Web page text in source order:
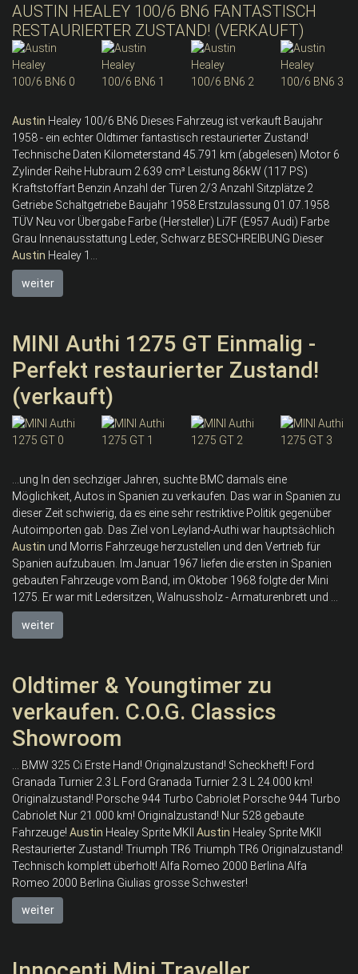
AUSTIN HEALEY 100/6 BN6 FANTASTISCH
RESTAURIERTER ZUSTAND! (VERKAUFT)
Austin Healey 100/6 BN6 Dieses Fahrzeug ist verkauft Baujahr
1958 - ein echter Oldtimer fantastisch restaurierter Zustand!
Technische Daten Kilometerstand 45.791 km (abgelesen) Motor 6
Zylinder Reihe Hubraum 2.639 cm³ Leistung 86kW (117 PS)
Kraftstoffart Benzin Anzahl der Türen 2/3 Anzahl Sitzplätze 2
Getriebe Schaltgetriebe Baujahr 1958 Erstzulassung 01.07.1958
TÜV Neu vor Übergabe Farbe (Hersteller) Li7F (E957 Audi) Farbe
Grau Innenausstattung Leder, Schwarz BESCHREIBUNG Dieser
Austin Healey 1...
weiter
MINI Authi 1275 GT Einmalig -
Perfekt restaurierter Zustand!
(verkauft)
...ung In den sechziger Jahren, suchte BMC damals eine
Möglichkeit, Autos in Spanien zu verkaufen. Das war in Spanien zu
dieser Zeit schwierig, da es eine sehr restriktive Politik gegenüber
Autoimporten gab. Das Ziel von Leyland-Authi war hauptsächlich
Austin und Morris Fahrzeuge herzustellen und den Vertrieb für
Spanien aufzubauen. Im Januar 1967 liefen die ersten in Spanien
gebauten Fahrzeuge vom Band, im Oktober 1968 folgte der Mini
1275. Er war mit Ledersitzen, Walnussholz - Armaturenbrett und ...
weiter
Oldtimer & Youngtimer zu
verkaufen. C.O.G. Classics
Showroom
... BMW 325 Ci Erste Hand! Originalzustand! Scheckheft! Ford
Granada Turnier 2.3 L Ford Granada Turnier 2.3 L 24.000 km!
Originalzustand! Porsche 944 Turbo Cabriolet Porsche 944 Turbo
Cabriolet Nur 21.000 km! Originalzustand! Nur 528 gebaute
Fahrzeuge! Austin Healey Sprite MKII Austin Healey Sprite MKII
Restaurierter Zustand! Triumph TR6 Triumph TR6 Originalzustand!
Technisch komplett überholt! Alfa Romeo 2000 Berlina Alfa
Romeo 2000 Berlina Giulias grosse Schwester!
weiter